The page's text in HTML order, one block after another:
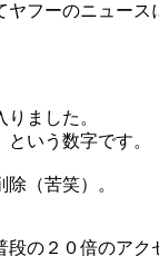
フーのニュース
ました。
いう数字です。
（苦笑）。
の２０倍のアク